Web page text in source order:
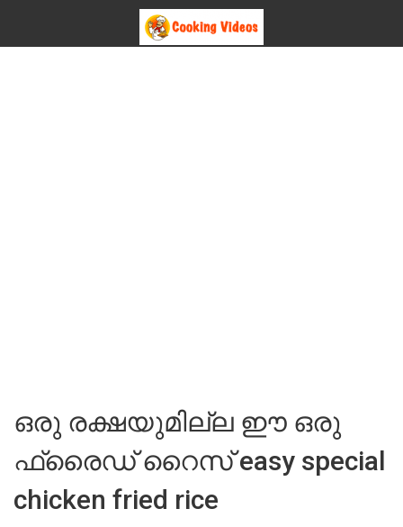
ഒരു രക്ഷയുമില്ല ഈ ഒരു
ഫ്രൈഡ് റൈസ് easy special
chicken fried rice